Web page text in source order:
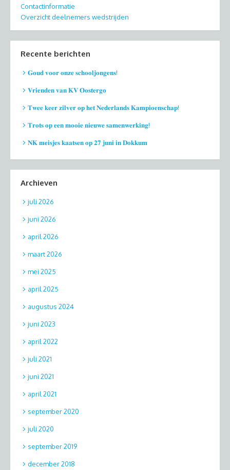
Contactinformatie
Overzicht deelnemers wedstrijden
Recente berichten
𝐆𝐨𝐮𝐝 𝐯𝐨𝐨𝐫 𝐨𝐧𝐳𝐞 𝐬𝐜𝐡𝐨𝐨𝐥𝐣𝐨𝐧𝐠𝐞𝐧𝐬!
𝐕𝐫𝐢𝐞𝐧𝐝𝐞𝐧 𝐯𝐚𝐧 𝐊𝐕 𝐎𝐨𝐬𝐭𝐞𝐫𝐠𝐨
𝐓𝐰𝐞𝐞 𝐤𝐞𝐞𝐫 𝐳𝐢𝐥𝐯𝐞𝐫 𝐨𝐩 𝐡𝐞𝐭 𝐍𝐞𝐝𝐞𝐫𝐥𝐚𝐧𝐝𝐬 𝐊𝐚𝐦𝐩𝐢𝐨𝐞𝐧𝐬𝐜𝐡𝐚𝐩!
𝐓𝐫𝐨𝐭𝐬 𝐨𝐩 𝐞𝐞𝐧 𝐦𝐨𝐨𝐢𝐞 𝐧𝐢𝐞𝐮𝐰𝐞 𝐬𝐚𝐦𝐞𝐧𝐰𝐞𝐫𝐤𝐢𝐧𝐠!
𝐍𝐊 𝐦𝐞𝐢𝐬𝐣𝐞𝐬 𝐤𝐚𝐚𝐭𝐬𝐞𝐧 𝐨𝐩 𝟐𝟕 𝐣𝐮𝐧𝐢 𝐢𝐧 𝐃𝐨𝐤𝐤𝐮𝐦
Archieven
juli 2026
juni 2026
april 2026
maart 2026
mei 2025
april 2025
augustus 2024
juni 2023
april 2022
juli 2021
juni 2021
april 2021
september 2020
juli 2020
september 2019
december 2018